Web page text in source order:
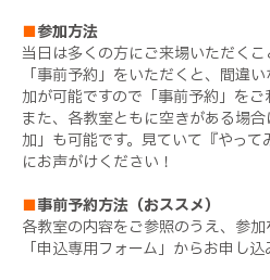
■参加方法
当日は多くの方にご来場いただくこ
「事前予約」をいただくと、間違
加が可能ですので「事前予約」をご
また、各教室ともに空きがある場
加」も可能です。見ていて『やっ
にお声がけください！
■事前予約方法（おススメ）
各教室の内容をご参照のうえ、参
「申込専用フォーム」からお申し込